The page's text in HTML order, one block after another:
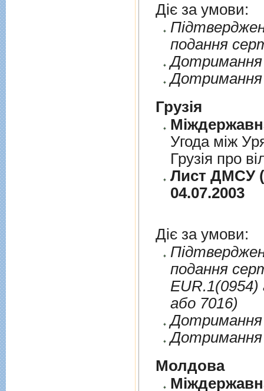
Діє за умови:
подання
Дотримання
Дотримання
Грузія
Угода між
Грузія про
Лист ДМСУ
04.07.2003
Діє за умови:
подання
EUR.1(0954)
або 7016)
Дотримання
Дотримання
Молдова